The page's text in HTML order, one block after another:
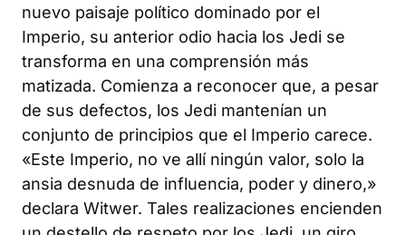
nuevo paisaje político dominado por el
Imperio, su anterior odio hacia los Jedi se
transforma en una comprensión más
matizada. Comienza a reconocer que, a pesar
de sus defectos, los Jedi mantenían un
conjunto de principios que el Imperio carece.
«Este Imperio, no ve allí ningún valor, solo la
ansia desnuda de influencia, poder y dinero,»
declara Witwer. Tales realizaciones encienden